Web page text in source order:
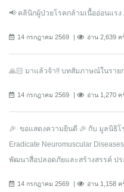
📢 คลินิกผู้ป่วยโรคกล้ามเนื้ออ่อนแรง
14 กรกฎาคม 2569 อ่าน 2,639 ค
🙏🏻 มาแล้วจ้า!! บทสัมภาษณ์ในราย
14 กรกฎาคม 2569 อ่าน 1,270 ค
🎉 ขอแสดงความยินดี 🎉 กับ มูลนิธิโ
Eradicate Neuromuscular
พัฒนาสื่อปลอดภัยและสร้างสรรค์ ปร
14 กรกฎาคม 2569 อ่าน 1,158 ค